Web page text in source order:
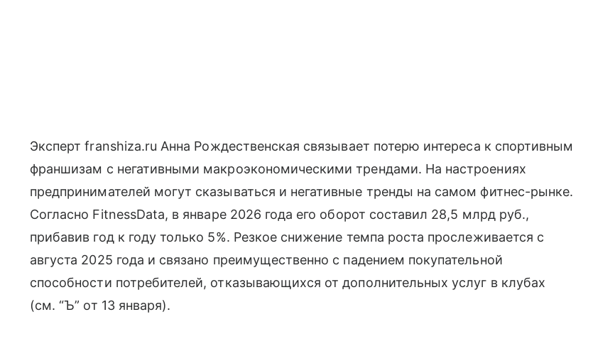
Эксперт franshiza.ru Анна Рождественская связывает потерю интереса к спортивным
франшизам с негативными макроэкономическими трендами. На настроениях
предпринимателей могут сказываться и негативные тренды на самом фитнес-рынке.
Согласно FitnessData, в январе 2026 года его оборот составил 28,5 млрд руб.,
прибавив год к году только 5%. Резкое снижение темпа роста прослеживается с
августа 2025 года и связано преимущественно с падением покупательной
способности потребителей, отказывающихся от дополнительных услуг в клубах
(см. “Ъ” от 13 января).